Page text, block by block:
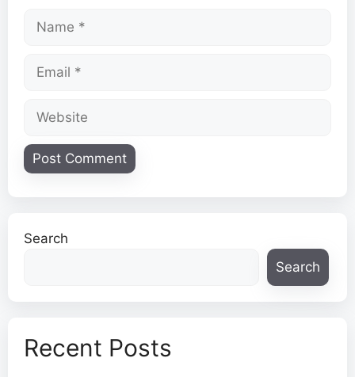
Search
Search
Recent Posts